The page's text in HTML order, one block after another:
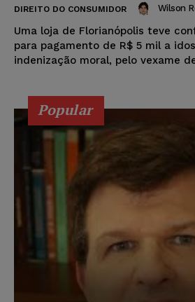
DIREITO DO CONSUMIDOR Wilson
Uma loja de Florianópolis teve
para pagamento de R$ 5 mil a
indenização moral, pelo vexame
Popular